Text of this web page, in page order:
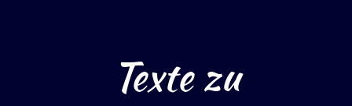
Texte zu